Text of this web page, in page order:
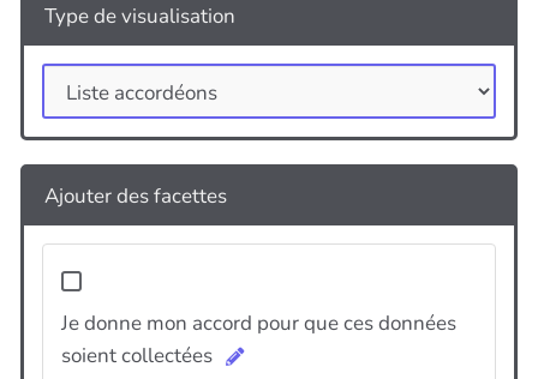
Type de visualisation
Ajouter des facettes
Je donne mon accord pour que ces données
soient collectées